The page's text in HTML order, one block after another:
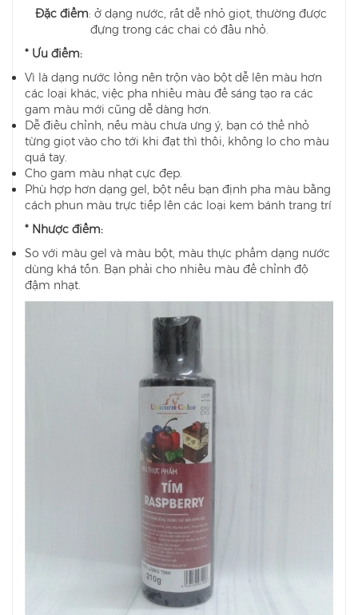
Đặc điểm: ở dạng nước, rất dễ nhỏ giọt, thường được
đựng trong các chai có đầu nhỏ.
* Ưu điểm:
Vì là dạng nước lỏng nên trộn vào bột dễ lên màu hơn
các loại khác, việc pha nhiều màu để sáng tạo ra các
gam màu mới cũng dễ dàng hơn.
Dễ điều chỉnh, nếu màu chưa ưng ý, bạn có thể nhỏ
từng giọt vào cho tới khi đạt thì thôi, không lo cho màu
quá tay.
Cho gam màu nhạt cực đẹp.
Phù hợp hơn dạng gel, bột nếu bạn định pha màu bằng
cách phun màu trực tiếp lên các loại kem bánh trang trí
* Nhược điểm:
So với màu gel và màu bột, màu thực phẩm dạng nước
dùng khá tốn. Bạn phải cho nhiều màu để chỉnh độ
đậm nhạt.